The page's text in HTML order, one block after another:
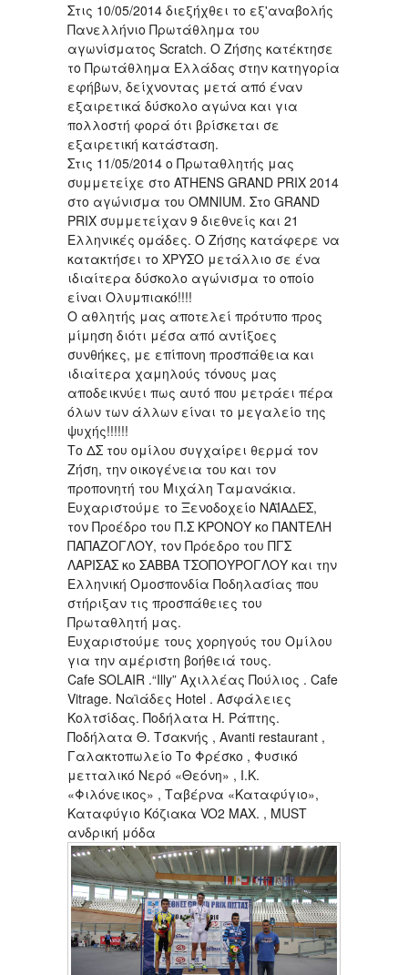
Στις 10/05/2014 διεξήχθει το εξ'αναβολής
Πανελλήνιο Πρωτάθλημα του
αγωνίσματος Scratch. O Zήσης κατέκτησε
το Πρωτάθλημα Ελλάδας στην κατηγορία
εφήβων, δείχνοντας μετά από έναν
εξαιρετικά δύσκολο αγώνα και για
πολλοστή φορά ότι βρίσκεται σε
εξαιρετική κατάσταση.
Στις 11/05/2014 ο Πρωταθλητής μας
συμμετείχε στο ATHENS GRAND PRIX 2014
στο αγώνισμα του OMNIUM. Στο GRAND
PRIX συμμετείχαν 9 διεθνείς και 21
Ελληνικές ομάδες. Ο Ζήσης κατάφερε να
κατακτήσει το ΧΡΥΣΟ μετάλλιο σε ένα
ιδιαίτερα δύσκολο αγώνισμα το οποίο
είναι Ολυμπιακό!!!!
Ο αθλητής μας αποτελεί πρότυπο προς
μίμηση διότι μέσα από αντίξοες
συνθήκες, με επίπονη προσπάθεια και
ιδιαίτερα χαμηλούς τόνους μας
αποδεικνύει πως αυτό που μετράει πέρα
όλων των άλλων είναι το μεγαλείο της
ψυχής!!!!!!
Το ΔΣ του ομίλου συγχαίρει θερμά τον
Ζήση, την οικογένεια του και τον
προπονητή του Μιχάλη Ταμανάκια.
Ευχαριστούμε το Ξενοδοχείο ΝΑΪΑΔΕΣ,
τον Προέδρο του Π.Σ ΚΡΟΝΟΥ κο ΠΑΝΤΕΛΗ
ΠΑΠΑΖΟΓΛΟΥ, τον Πρόεδρο του ΠΓΣ
ΛΑΡΙΣΑΣ κo ΣΑΒΒΑ ΤΣΟΠΟΥΡΟΓΛΟΥ και την
Ελληνική Ομοσπονδία Ποδηλασίας που
στήριξαν τις προσπάθειες του
Πρωταθλητή μας.
Ευχαριστούμε τους χορηγούς του Ομίλου
για την αμέριστη βοήθειά τους.
Cafe SOLAIR .“Illy” Αχιλλέας Πούλιος . Cafe
Vitrage. Ναϊάδες Hotel . Ασφάλειες
Κολτσίδας. Ποδήλατα Η. Ράπτης.
Ποδήλατα Θ. Τσακνής , Avanti restaurant ,
Γαλακτοπωλείο Το Φρέσκο , Φυσικό
μετταλικό Νερό «Θεόνη» , Ι.Κ.
«Φιλόνεικος» , Ταβέρνα «Καταφύγιο»,
Καταφύγιο Κόζιακα VO2 MAX. , MUST
ανδρική μόδα